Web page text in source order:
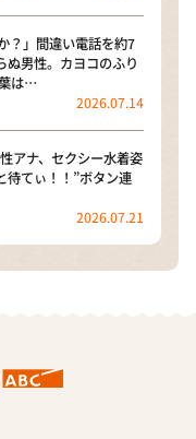
？」間違い電話を約7
男性。カヨコのふり
は…
2026.07.14
アナ、セクシー水着姿
待てぃ！！”ボタン連
2026.07.21